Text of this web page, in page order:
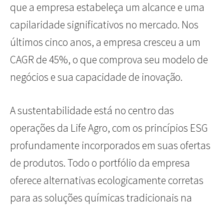
que a empresa estabeleça um alcance e uma
capilaridade significativos no mercado. Nos
últimos cinco anos, a empresa cresceu a um
CAGR de 45%, o que comprova seu modelo de
negócios e sua capacidade de inovação.
A sustentabilidade está no centro das
operações da Life Agro, com os princípios ESG
profundamente incorporados em suas ofertas
de produtos. Todo o portfólio da empresa
oferece alternativas ecologicamente corretas
para as soluções químicas tradicionais na